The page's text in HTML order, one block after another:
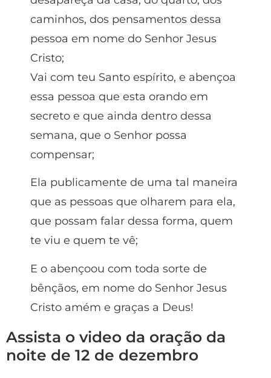
caminhos, dos pensamentos dessa
pessoa em nome do Senhor Jesus
Cristo;
Vai com teu Santo espírito, e abençoa
essa pessoa que esta orando em
secreto e que ainda dentro dessa
semana, que o Senhor possa
compensar;
Ela publicamente de uma tal maneira
que as pessoas que olharem para ela,
que possam falar dessa forma, quem
te viu e quem te vê;
E o abençoou com toda sorte de
bênçãos, em nome do Senhor Jesus
Cristo amém e graças a Deus!
Assista o video da oração da
noite de 12 de dezembro